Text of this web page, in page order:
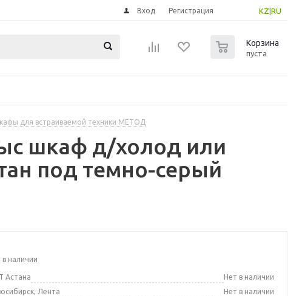
KZ RU
Вход Регистрация
Корзина
пуста
для встраиваемой техники МЕТОД
шкаф д/холод или
под темно-серый
в наличии
Астана
Нет в наличии
Лента
Нет в наличии